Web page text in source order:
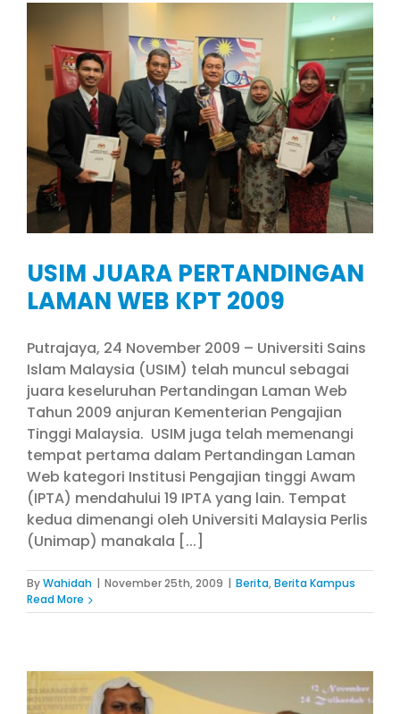
USIM JUARA PERTANDINGAN
LAMAN WEB KPT 2009
Putrajaya, 24 November 2009 – Universiti Sains
Islam Malaysia (USIM) telah muncul sebagai
juara keseluruhan Pertandingan Laman Web
Tahun 2009 anjuran Kementerian Pengajian
Tinggi Malaysia. USIM juga telah memenangi
tempat pertama dalam Pertandingan Laman
Web kategori Institusi Pengajian tinggi Awam
(IPTA) mendahului 19 IPTA yang lain. Tempat
kedua dimenangi oleh Universiti Malaysia Perlis
(Unimap) manakala [...]
ByWahidah | November 25th, 2009 | Berita,Berita Kampus
Read More